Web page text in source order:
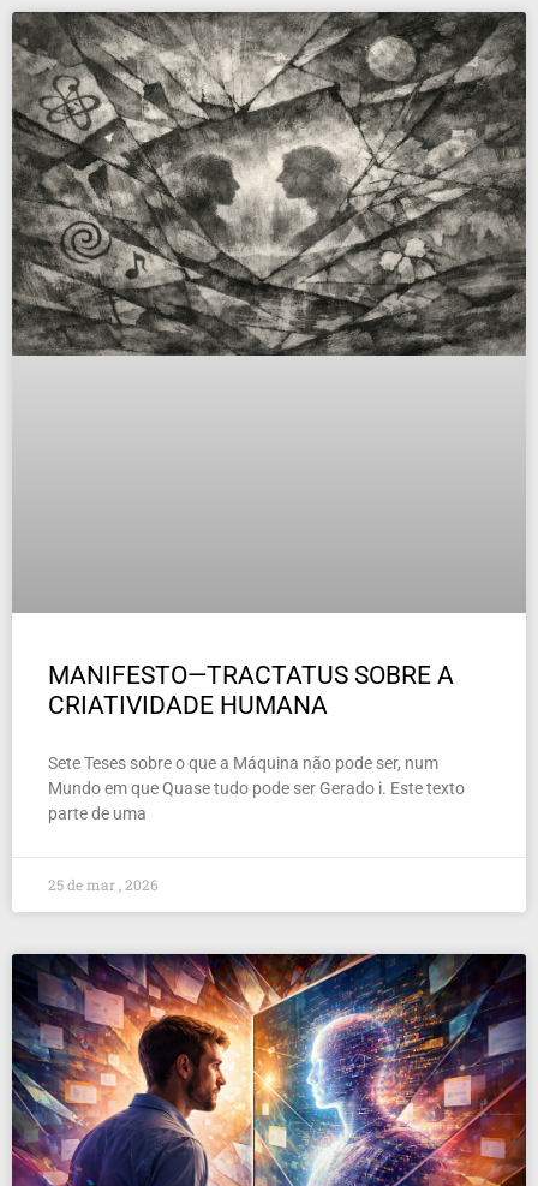
MANIFESTO—TRACTATUS SOBRE A
CRIATIVIDADE HUMANA
Sete Teses sobre o que a Máquina não pode ser, num
Mundo em que Quase tudo pode ser Gerado i. Este texto
parte de uma
25 de mar , 2026